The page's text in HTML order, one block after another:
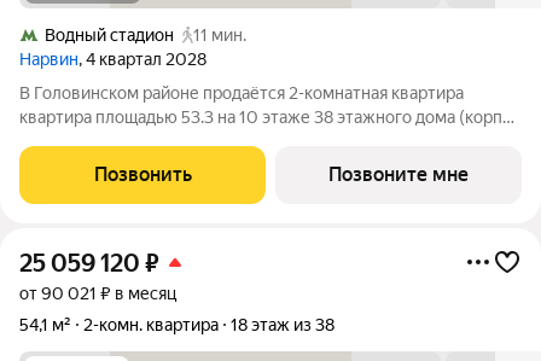
Водный стадион
11 мин.
Нарвин, 4 квартал 2028
В Головинском районе продаётся 2-комнатная квартира
квартира площадью 53.3 на 10 этаже 38 этажного дома (корпус
10 минут пешком до станции метро «Водный стадион» и 20
минут до МЦК «Коптево».
Позвонить Позвоните мне
25 059 120 ₽
от 90 021 ₽ в месяц
54,1 м²
2-комн. квартира 18 этаж из 38